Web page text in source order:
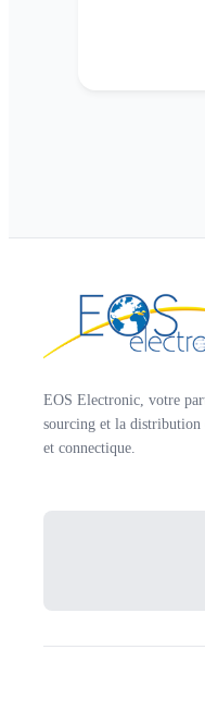
EOS Electronic, votre
sourcing et la distribution
et connectique.